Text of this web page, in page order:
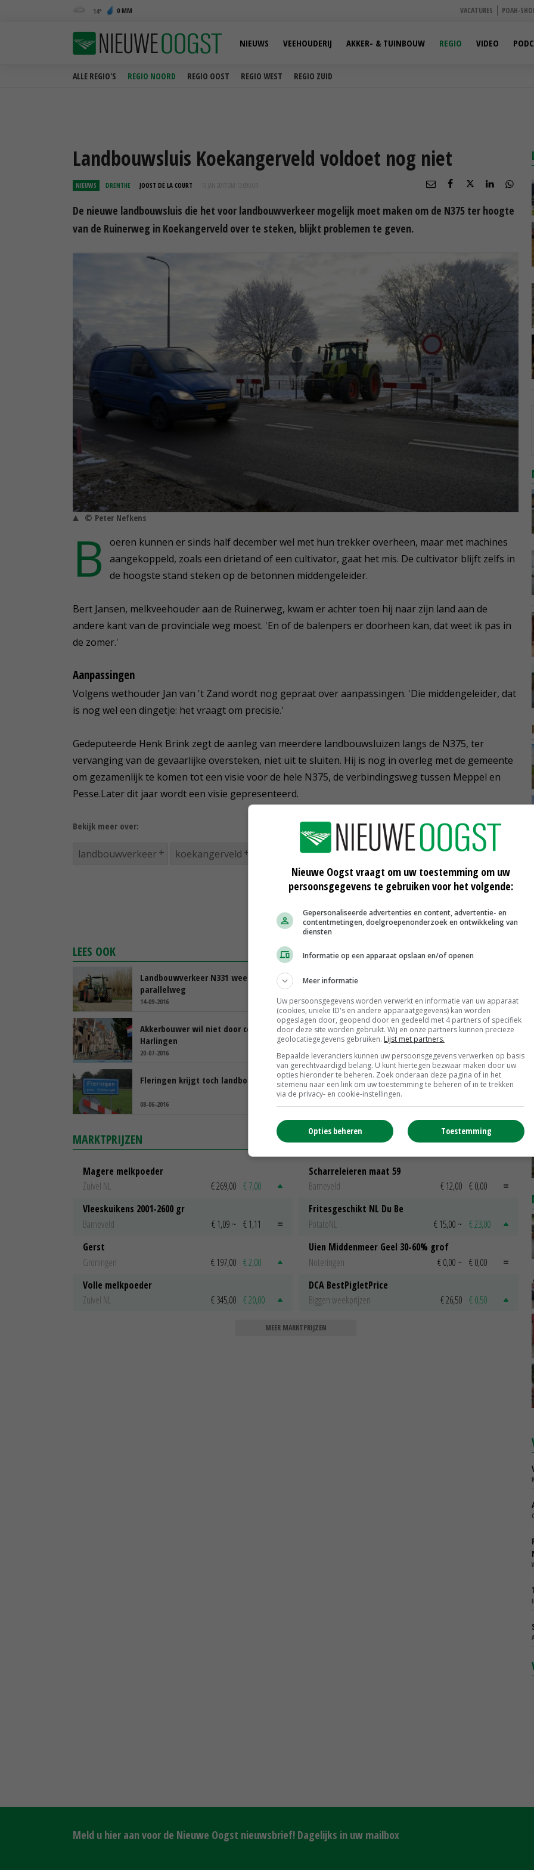
14 0 MM VACATURES POAH-
ALLE REGIO'S REGIO NOORD REGIO OOST REGIO WEST REGIO ZUID
NIEUWS VEEHOUDERIJ AKKER- & TUINBOUW REGIO VIDEO
Landbouwsluis Koekangerveld voldoet nog niet
NIEUWS DRENTHE JOOST DE LA COURT 19 JAN 2017 OM 13:09
De nieuwe landbouwsluis die het voor landbouwverkeer mogelijk moet maken om de N375 ter hoogte
van de Ruinerweg in Koekangerveld over te steken, blijkt problemen te geven.
© Peter Nefkens
B
oeren kunnen er sinds half december wel met hun trekker overheen, maar met machines
aangekoppeld, zoals een drietand of een cultivator, gaat het mis. De cultivator blijft zelfs in
de hoogste stand steken op de betonnen middengeleider.
Bert Jansen, melkveehouder aan de Ruinerweg, kwam er achter toen hij naar zijn land aan de
andere kant van de provinciale weg moest. 'En of de balenpers er doorheen kan, dat weet ik pas in
de zomer.'
Aanpassingen
Volgens wethouder Jan van 't Zand wordt nog gepraat over aanpassingen. 'Die middengeleider, dat
is nog wel een dingetje: het vraagt om precisie.'
Gedeputeerde Henk Brink zegt de aanleg van meerdere landbouwsluizen langs de N375, ter
vervanging van de gevaarlijke oversteken, niet uit te sluiten. Hij is nog in overleg met de gemeente
om gezamenlijk te komen tot een visie voor de hele N375, de verbindingsweg tussen Meppel en
Pesse.Later dit jaar wordt een visie gepresenteerd.
Bekijk meer over:
landbouwverkeer koekangerveld van 't Zand
LEES OOK
Landbouwverkeer N331 weer over
parallelweg
14-09-2016 08-09-2016
Akkerbouwer wil niet door centrum
Harlingen
20-07-2016
Fleringen krijgt toch landbouwweg
09-06-2016
Fleringen krijgt toch landbouwweg
08-06-2016
Aandacht voor landbouwverkeer
Zuid-Holland
MARKTPRIJZEN
Magere melkpoeder
Zuivel NL
€ 269,00 € 7,00
Vleeskuikens 2001-2600 gr
Barneveld
€ 1,09 ~ € 1,11
Gerst
Groningen
€ 197,00 € 2,00
Volle melkpoeder
Zuivel NL
€ 345,00 € 20,00
Scharreleieren maat 59
Barneveld
€ 12,00 € 0,00
Fritesgeschikt NL Du Be
PotatoNL
€ 15,00 ~ € 23,00
Uien Middenmeer Geel 30-60% grof
Noteringen
€ 0,00 ~ € 0,00
DCA BestPigletPrice
Biggen weekprijzen
€ 26,50 € 0,50
MEER MARKTPRIJZEN
Meld u hier aan voor de Nieuwe Oogst nieuwsbrief! Dagelijks in uw mailbox
Nieuwe Oogst vraagt om uw toestemming om uw
persoonsgegevens te gebruiken voor het volgende:
Gepersonaliseerde advertenties en content, advertentie- en
contentmetingen, doelgroepenonderzoek en ontwikkeling van
diensten
Informatie op een apparaat opslaan en/of openen
Meer informatie
Uw persoonsgegevens worden verwerkt en informatie van uw apparaat
(cookies, unieke ID's en andere apparaatgegevens) kan worden
opgeslagen door, geopend door en gedeeld met 4 partners of specifiek
door deze site worden gebruikt. Wij en onze partners kunnen precieze
geolocatiegegevens gebruiken. Lijst met partners.
Bepaalde leveranciers kunnen uw persoonsgegevens verwerken op basis
van gerechtvaardigd belang. U kunt hiertegen bezwaar maken door uw
opties hieronder te beheren. Zoek onderaan deze pagina of in het
sitemenu naar een link om uw toestemming te beheren of in te trekken
via de privacy- en cookie-instellingen.
Toestemming
Opties beheren